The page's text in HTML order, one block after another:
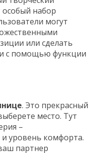
особый набор
могут
или сделать
с помощью функции
. Это прекрасный
место. Тут
–
уровень комфорта.
партнер